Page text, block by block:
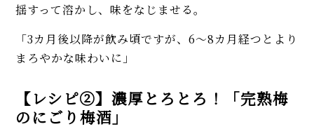
揺すって溶かし、味をなじませる。
「3カ月後以降が飲み頃ですが、6～8カ月経つとより
まろやかな味わいに」
【レシピ②】濃厚とろとろ！「完熟梅
のにごり梅酒」